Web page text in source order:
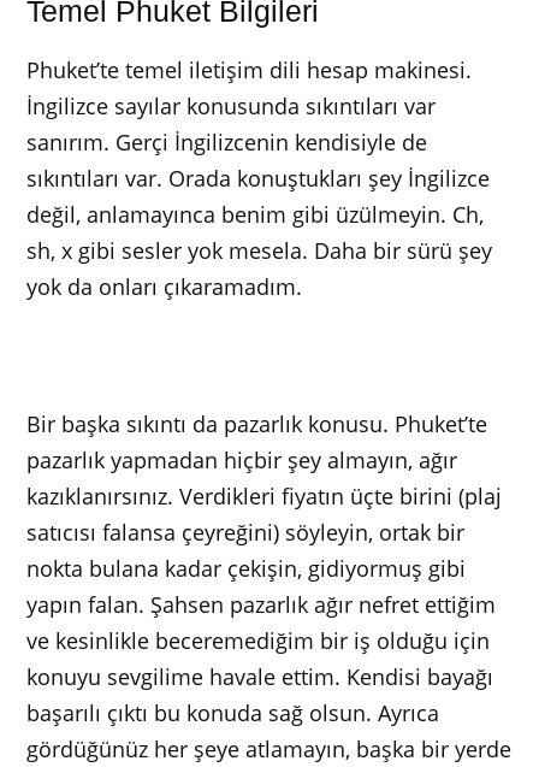
Temel Phuket Bilgileri
Phuket’te temel iletişim dili hesap makinesi.
İngilizce sayılar konusunda sıkıntıları var
sanırım. Gerçi İngilizcenin kendisiyle de
sıkıntıları var. Orada konuştukları şey İngilizce
değil, anlamayınca benim gibi üzülmeyin. Ch,
sh, x gibi sesler yok mesela. Daha bir sürü şey
yok da onları çıkaramadım.
Bir başka sıkıntı da pazarlık konusu. Phuket’te
pazarlık yapmadan hiçbir şey almayın, ağır
kazıklanırsınız. Verdikleri fiyatın üçte birini (plaj
satıcısı falansa çeyreğini) söyleyin, ortak bir
nokta bulana kadar çekişin, gidiyormuş gibi
yapın falan. Şahsen pazarlık ağır nefret ettiğim
ve kesinlikle beceremediğim bir iş olduğu için
konuyu sevgilime havale ettim. Kendisi bayağı
başarılı çıktı bu konuda sağ olsun. Ayrıca
gördüğünüz her şeye atlamayın, başka bir yerde